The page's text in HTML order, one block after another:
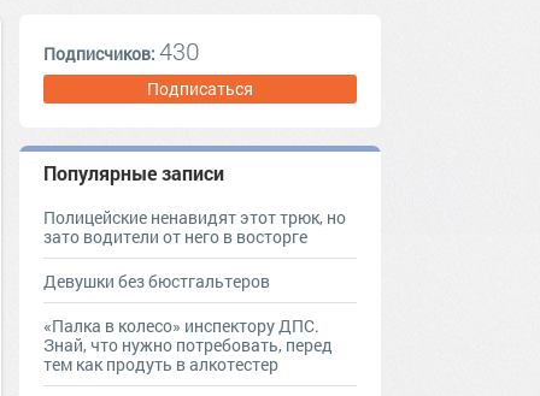
Подписчиков: 430
Подписаться
Популярные записи
Полицейские ненавидят этот трюк, но
зато водители от него в восторге
Девушки без бюстгальтеров
«Палка в колесо» инспектору ДПС.
Знай, что нужно потребовать, перед
тем как продуть в алкотестер